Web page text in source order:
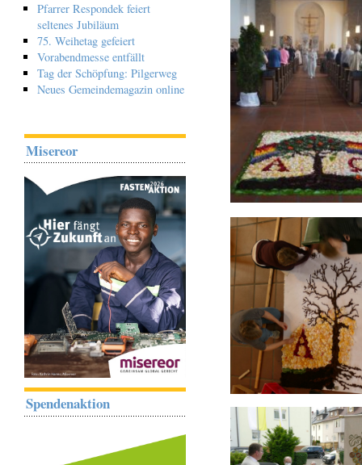
Pfarrer Respondek feiert
seltenes Jubiläum
75. Weihetag gefeiert
Vorabendmesse entfällt
Tag der Schöpfung: Pilgerweg
Neues Gemeindemagazin online
Misereor
Spendenaktion